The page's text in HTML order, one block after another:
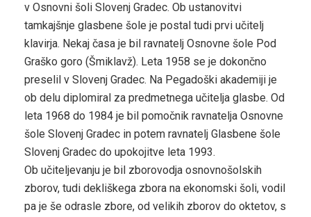
v Osnovni šoli Slovenj Gradec. Ob ustanovitvi
tamkajšnje glasbene šole je postal tudi prvi učitelj
klavirja. Nekaj časa je bil ravnatelj Osnovne šole Pod
Graško goro (Šmiklavž). Leta 1958 se je dokončno
preselil v Slovenj Gradec. Na Pegadoški akademiji je
ob delu diplomiral za predmetnega učitelja glasbe. Od
leta 1968 do 1984 je bil pomočnik ravnatelja Osnovne
šole Slovenj Gradec in potem ravnatelj Glasbene šole
Slovenj Gradec do upokojitve leta 1993.
Ob učiteljevanju je bil zborovodja osnovnošolskih
zborov, tudi dekliškega zbora na ekonomski šoli, vodil
pa je še odrasle zbore, od velikih zborov do oktetov, s